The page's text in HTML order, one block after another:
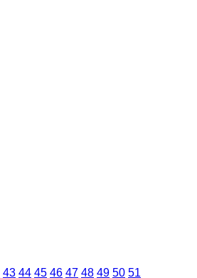
43 44 45 46 47 48 49 50 51